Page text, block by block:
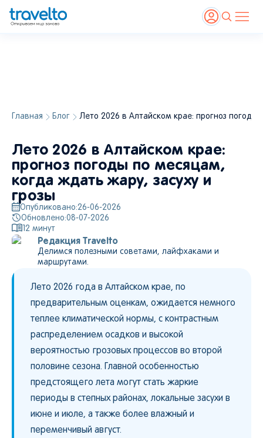
Главная Блог Лето 2026 в Алтайском крае: прогноз погоды
Лето 2026 в Алтайском крае:
прогноз погоды по месяцам,
когда ждать жару, засуху и
грозы
Опубликовано:26-06-2026
Обновлено:08-07-2026
12 минут
Редакция Travelto
Делимся полезными советами, лайфхаками и
маршрутами.
Лето 2026 года в Алтайском крае, по
предварительным оценкам, ожидается немного
теплее климатической нормы, с контрастным
распределением осадков и высокой
вероятностью грозовых процессов во второй
половине сезона. Главной особенностью
предстоящего лета могут стать жаркие
периоды в степных районах, локальные засухи в
июне и июле, а также более влажный и
переменчивый август.